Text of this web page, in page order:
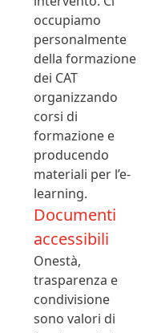
occupiamo
personalmente
della formazione
dei CAT
organizzando
corsi di
formazione e
producendo
materiali per l’e-
learning.
Documenti
accessibili
Onestà,
trasparenza e
condivisione
sono valori di